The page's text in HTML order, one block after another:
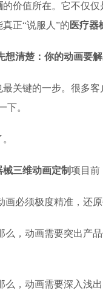
的价值所在。它不仅
正“说服人”的 医疗器
想清楚：你的动画要
关键的一步。很多
下。
械三维动画定制项目前
画必须极度精准，还
么，动画需要突出产
么，动画需要深入浅